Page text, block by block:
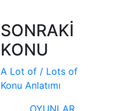
SONRAKİ
KONU
A Lot of / Lots of
Konu Anlatımı
OYUNLAR